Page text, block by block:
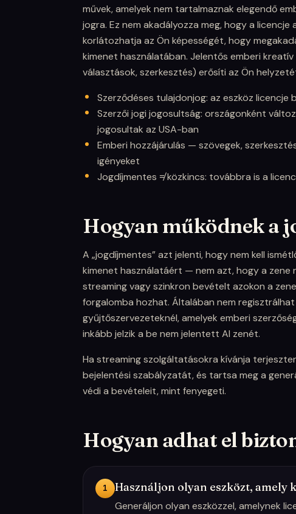
művek, amelyek nem tartalmaznak elegendő
jogra. Ez nem akadályozza meg, hogy a
korlátozhatja az Ön képességét, hogy
kimenet használatában. Jelentős emberi
választások, szerkesztés) erősíti az Ön
Szerződéses tulajdonjog: az eszköz
Szerzői jogi jogosultság: országonként
jogosultak az USA-ban
Emberi hozzájárulás — szövegek,
igényeket
Jogdíjmentes ≠ közkincs: továbbra is a
Hogyan működnek a
A „jogdíjmentes” azt jelenti, hogy nem kell
kimenet használatáért — nem azt, hogy a zene
streaming vagy szinkron bevételt azokon a
forgalomba hozhat. Általában nem
gyűjtőszervezeteknél, amelyek emberi
inkább jelzik a be nem jelentett AI zenét.
Ha streaming szolgáltatásokra kívánja
bejelentési szabályzatát, és tartsa meg a
védi a bevételeit, mint fenyegeti.
Hogyan adhat el
1 Használjon olyan eszközt,
Generáljon olyan eszközzel, amelynek